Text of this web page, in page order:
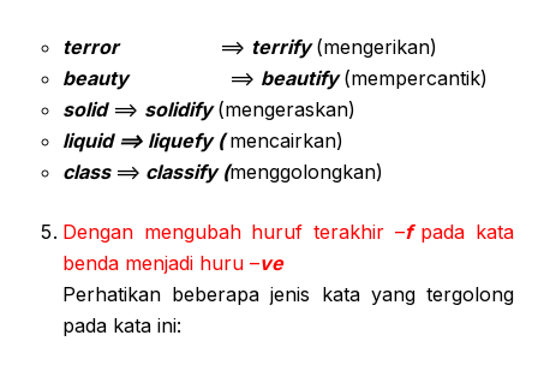
terror ==> terrify(mengerikan)
beauty ==> beautify(mempercantik)
solid==> solidify(mengeraskan)
liquid ==> liquefy (mencairkan)
class ==> classify (menggolongkan)
Dengan mengubah huruf terakhir –f pada kata
benda menjadi huru –ve
Perhatikan beberapa jenis kata yang tergolong
pada kata ini: